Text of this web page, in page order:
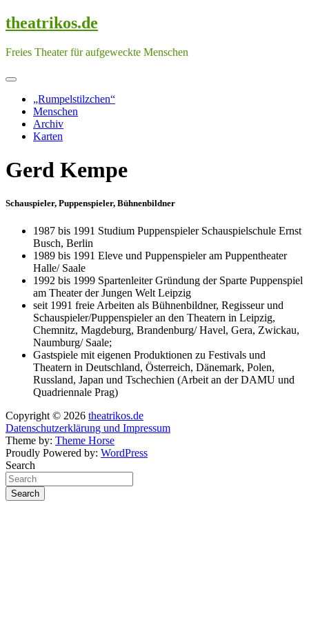
Skip
to
theatrikos.de
Freies Theater für aufgeweckte Menschen
„Rumpelstilzchen“
Menschen
Archiv
Karten
Gerd Kempe
Schauspieler, Puppenspieler, Bühnenbildner
1987 bis 1991 Studium Puppenspieler Schauspielschule Ernst
Busch, Berlin
1989 bis 1991 Eleve und Puppenspieler am Puppentheater
Halle/ Saale
1992 bis 1999 Spartenleiter Gründung der Sparte Puppenspiel
am Theater der Jungen Welt Leipzig
seit 1991 freie Arbeiten als Bühnenbildner, Regisseur und
Schauspieler/Puppenspieler an den Theatern in Leipzig,
Chemnitz, Magdeburg, Brandenburg/ Havel, Gera, Zwickau,
Naumburg/ Saale;
Gastspiele mit eigenen Produktionen zu Festivals und
Theatern in Deutschland, Österreich, Dänemark, Polen,
Russland, Japan und Tschechien (Arbeit an der DAMU und
Quadriennale Prag)
Copyright © 2026 theatrikos.de
Datenschutzerklärung und Impressum
Theme by: Theme Horse
Proudly Powered by: WordPress
Search
Search